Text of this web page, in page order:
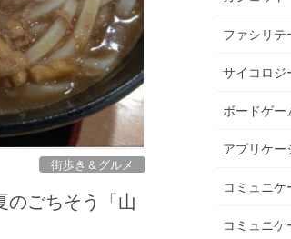
街歩き＆グルメ
のごちそう「山
ファシリテ
サイコロジ
ボードゲー
アプリケー
コミュニケ
コミュニケ